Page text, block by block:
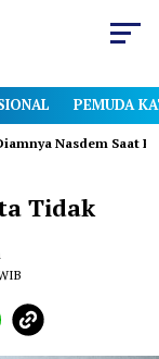
PEMUDA
Saat
Tidak